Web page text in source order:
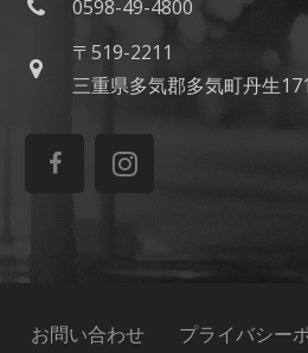
0598-49-4800
〒519-2211
三重県多気郡多気町丹生
お問い合わせ プライバシー